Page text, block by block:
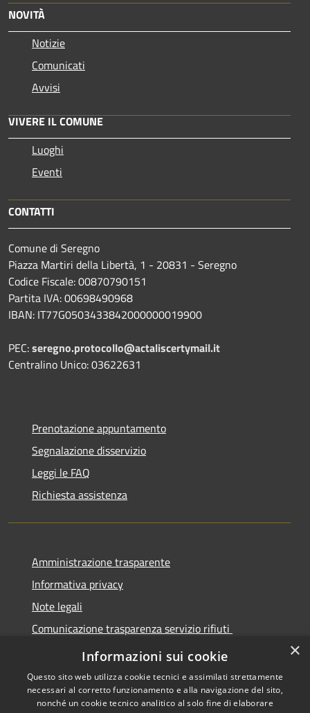
NOVITÀ
Notizie
Comunicati
Avvisi
VIVERE IL COMUNE
Luoghi
Eventi
CONTATTI
Comune di Seregno
Piazza Martiri della Libertà, 1 - 20831 - Seregno
Codice Fiscale: 00870790151
Partita IVA: 00698490968
IBAN: IT77G0503433842000000019900
PEC:seregno.protocollo@actaliscertymail.it
Centralino Unico: 03622631
Prenotazione appuntamento
Segnalazione disservizio
Leggi le FAQ
Richiesta assistenza
Amministrazione trasparente
Informativa privacy
Note legali
Comunicazione trasparenza servizio rifiuti
Dichiarazione di accessibilità
×
Informazioni sui cookie
Questo sito web utilizza cookie tecnici e assimilati strettamente
necessari al corretto funzionamento e alla navigazione del sito,
nonché un cookie tecnico analitico al solo fine di elaborare